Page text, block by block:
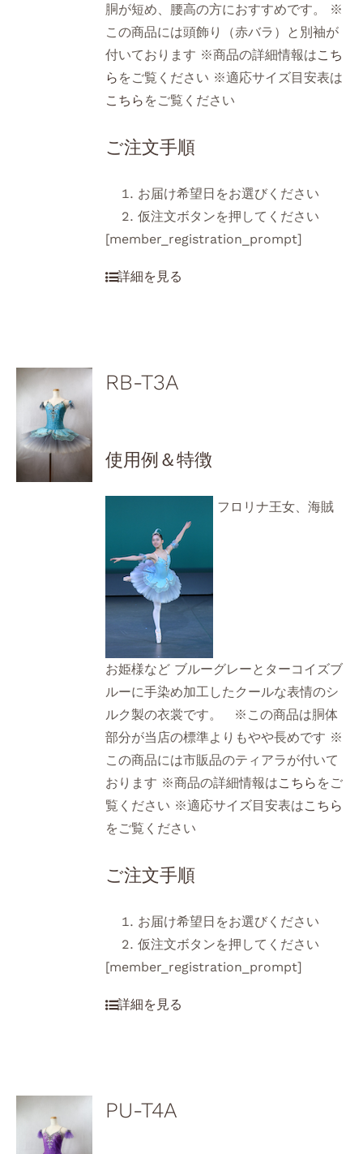
胴が短め、腰高の方におすすめです。 ※
この商品には頭飾り（赤バラ）と別袖が
付いております ※商品の詳細情報はこち
ら をご覧ください ※適応サイズ目安表は
こちら をご覧ください
ご注文手順
お届け希望日をお選びください
仮注文ボタンを押してください
[member_registration_prompt]
RB-T3A
使用例＆特徴
フロリナ王女、海賊
お姫様など ブルーグレーとターコイズブ
ルーに手染め加工したクールな表情のシ
ルク製の衣裳です。 ※この商品は胴体
部分が当店の標準よりもやや長めです ※
この商品には市販品のティアラが付いて
おります ※商品の詳細情報はこちら をご
覧ください ※適応サイズ目安表はこちら
をご覧ください
ご注文手順
お届け希望日をお選びください
仮注文ボタンを押してください
[member_registration_prompt]
PU-T4A